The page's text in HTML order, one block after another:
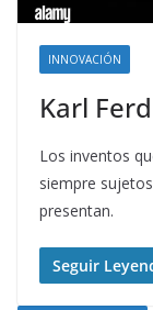
INNOVACIÓN
Karl
Los inventos
siempre
presentan.
Seguir